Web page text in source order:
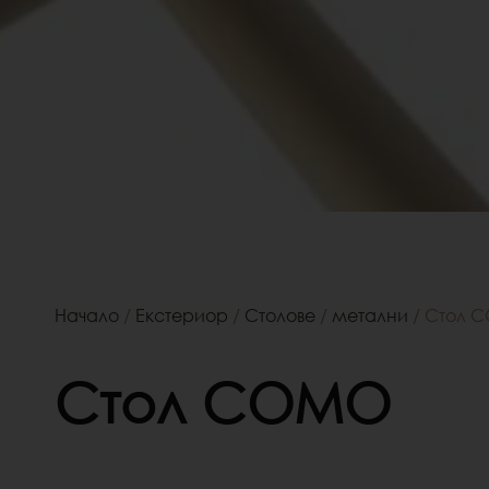
Начало / Екстериор / Столове / метални / Стол
Стол COMO